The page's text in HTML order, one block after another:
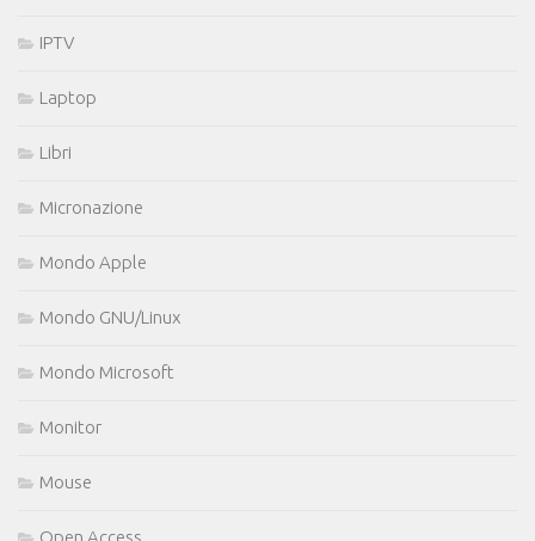
IPTV
Laptop
Libri
Micronazione
Mondo Apple
Mondo GNU/Linux
Mondo Microsoft
Monitor
Mouse